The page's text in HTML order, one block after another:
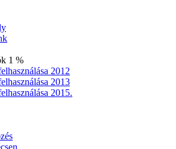
1 %
2012
2013
2015.